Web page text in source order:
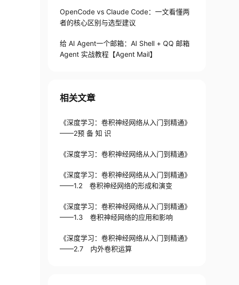
OpenCode vs Claude Code：一文看懂两
者的核心区别与选型建议
给 AI Agent一个邮箱：AI Shell + QQ 邮箱
Agent 实战教程【Agent Mail】
相关文章
《深度学习：卷积神经网络从入门到精通》
——2预 备 知 识
《深度学习：卷积神经网络从入门到精通》
《深度学习：卷积神经网络从入门到精通》
——1.2 卷积神经网络的形成和演变
《深度学习：卷积神经网络从入门到精通》
——1.3 卷积神经网络的应用和影响
《深度学习：卷积神经网络从入门到精通》
——2.7 内外卷积运算